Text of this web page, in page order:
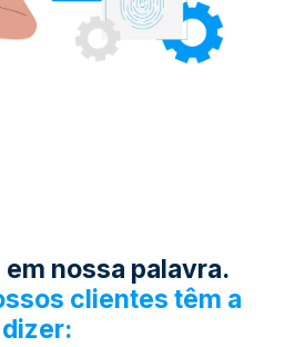
nossa palavra.
clientes têm a
dizer: